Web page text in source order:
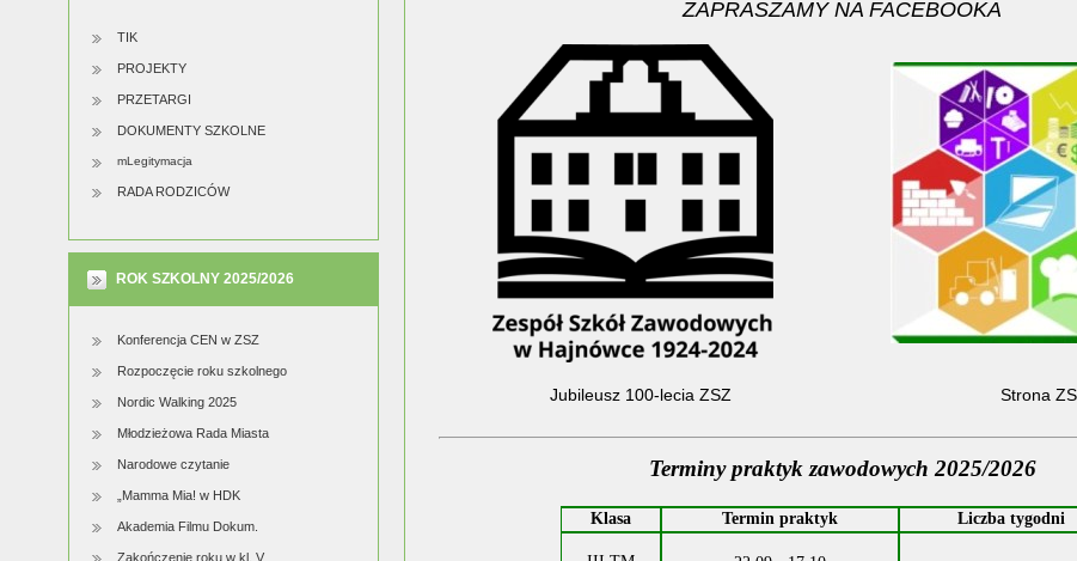
TIK
PROJEKTY
PRZETARGI
DOKUMENTY SZKOLNE
mLegitymacja
RADA RODZICÓW
ROK SZKOLNY 2025/2026
Konferencja CEN w ZSZ
Rozpoczęcie roku szkolnego
Nordic Walking 2025
Młodzieżowa Rada Miasta
Narodowe czytanie
„Mamma Mia! w HDK
Akademia Filmu Dokum.
Zakończenie roku w kl. V